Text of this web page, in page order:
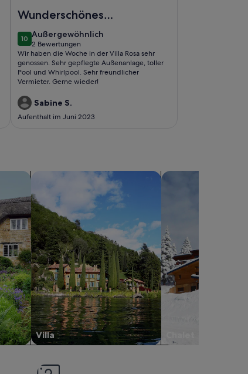
Wunderschönes
Ferienhaus
1010 von 10
Außergewöhnlich
außergewöhnlich
2 Bewertungen
(2
bewertungen)
Wir haben die Woche in der Villa Rosa sehr
genossen. Sehr gepflegte Außenanlage, toller
Pool und Whirlpool. Sehr freundlicher
Vermieter. Gerne wieder!
Sabine S.
Aufenthalt im Juni 2023
Villa
Suche nach Villen Suche nach Chalets